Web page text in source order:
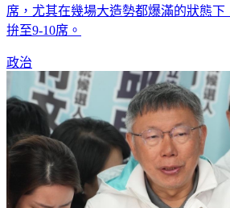
席，尤其在幾場大造勢都爆滿的狀態
拚至9-10席。
政治